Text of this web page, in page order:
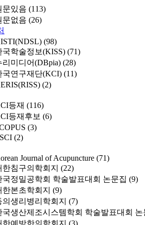
문있음 (113)
문없음 (26)
(98)
국학술정보(KISS) (71)
리미디어(DBpia) (28)
국연구재단(KCI) (11)
(2)
등재 (116)
등재후보 (6)
(3)
(2)
Journal of Acupuncture (71)
한침구의학회지 (22)
국정밀공학회 학술발표대회 논문집 (9)
한본초학회지 (9)
의생리병리학회지 (7)
국생산제조시스템학회 학술발표대회 논
한예방한의학회지 (3)